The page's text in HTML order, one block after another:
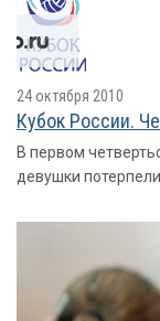
24 октября 2010
Кубок России.
В первом
девушки